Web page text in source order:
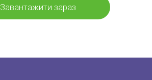
Завантажити зараз